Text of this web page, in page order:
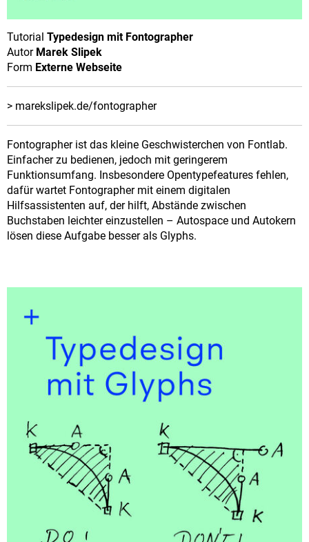
Tutorial Typedesign mit Fontographer
Autor Marek Slipek
Form Externe Webseite
> marekslipek.de/fontographer
Fontographer ist das kleine Geschwisterchen von Fontlab.
Einfacher zu bedienen, jedoch mit geringerem
Funktionsumfang. Insbesondere Opentypefeatures fehlen,
dafür wartet Fontographer mit einem digitalen
Hilfsassistenten auf, der hilft, Abstände zwischen
Buchstaben leichter einzustellen – Autospace und Autokern
lösen diese Aufgabe besser als Glyphs.